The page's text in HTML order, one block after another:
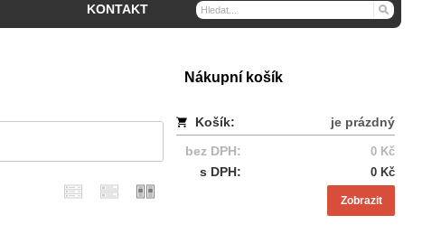
KONTAKT
Nákupní košík
Košík:
je prázdný
bez DPH:
0 Kč
s DPH: 0 Kč
Zobrazit